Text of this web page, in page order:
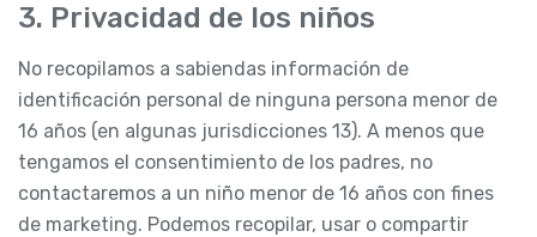
3. Privacidad de los niños
No recopilamos a sabiendas información de
identificación personal de ninguna persona menor de
16 años (en algunas jurisdicciones 13). A menos que
tengamos el consentimiento de los padres, no
contactaremos a un niño menor de 16 años con fines
de marketing. Podemos recopilar, usar o compartir